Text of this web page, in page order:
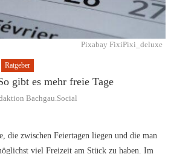
Pixabay FixiPixi_deluxe
Ratgeber
gibt es mehr freie Tage
Bachgau.Social
die zwischen Feiertagen liegen und die man
viel Freizeit am Stück zu haben. Im